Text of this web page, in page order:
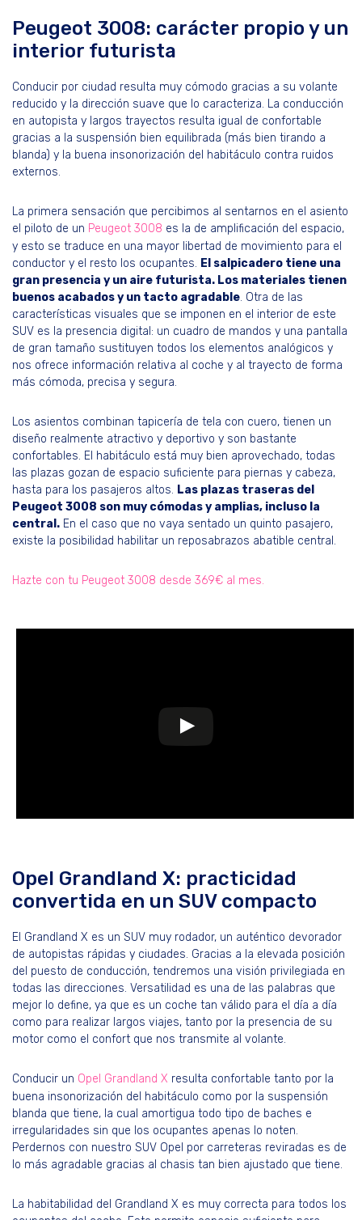
Peugeot 3008: carácter propio y un
interior futurista
Conducir por ciudad resulta muy cómodo gracias a su volante
reducido y la dirección suave que lo caracteriza. La conducción
en autopista y largos trayectos resulta igual de confortable
gracias a la suspensión bien equilibrada (más bien tirando a
blanda) y la buena insonorización del habitáculo contra ruidos
externos.
La primera sensación que percibimos al sentarnos en el asiento
el piloto de un Peugeot 3008 es la de amplificación del espacio,
y esto se traduce en una mayor libertad de movimiento para el
conductor y el resto los ocupantes. El salpicadero tiene una
gran presencia y un aire futurista. Los materiales tienen
buenos acabados y un tacto agradable. Otra de las
características visuales que se imponen en el interior de este
SUV es la presencia digital: un cuadro de mandos y una pantalla
de gran tamaño sustituyen todos los elementos analógicos y
nos ofrece información relativa al coche y al trayecto de forma
más cómoda, precisa y segura.
Los asientos combinan tapicería de tela con cuero, tienen un
diseño realmente atractivo y deportivo y son bastante
confortables. El habitáculo está muy bien aprovechado, todas
las plazas gozan de espacio suficiente para piernas y cabeza,
hasta para los pasajeros altos. Las plazas traseras del
Peugeot 3008 son muy cómodas y amplias, incluso la
central. En el caso que no vaya sentado un quinto pasajero,
existe la posibilidad habilitar un reposabrazos abatible central.
Hazte con tu Peugeot 3008 desde 369€ al mes.
Opel Grandland X: practicidad
convertida en un SUV compacto
El Grandland X es un SUV muy rodador, un auténtico devorador
de autopistas rápidas y ciudades. Gracias a la elevada posición
del puesto de conducción, tendremos una visión privilegiada en
todas las direcciones. Versatilidad es una de las palabras que
mejor lo define, ya que es un coche tan válido para el día a día
como para realizar largos viajes, tanto por la presencia de su
motor como el confort que nos transmite al volante.
Conducir un Opel Grandland X resulta confortable tanto por la
buena insonorización del habitáculo como por la suspensión
blanda que tiene, la cual amortigua todo tipo de baches e
irregularidades sin que los ocupantes apenas lo noten.
Perdernos con nuestro SUV Opel por carreteras reviradas es de
lo más agradable gracias al chasis tan bien ajustado que tiene.
La habitabilidad del Grandland X es muy correcta para todos los